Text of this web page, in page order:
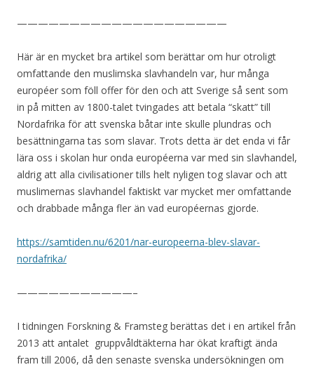
————————————————————
Här är en mycket bra artikel som berättar om hur otroligt
omfattande den muslimska slavhandeln var, hur många
européer som föll offer för den och att Sverige så sent som
in på mitten av 1800-talet tvingades att betala “skatt” till
Nordafrika för att svenska båtar inte skulle plundras och
besättningarna tas som slavar. Trots detta är det enda vi får
lära oss i skolan hur onda européerna var med sin slavhandel,
aldrig att alla civilisationer tills helt nyligen tog slavar och att
muslimernas slavhandel faktiskt var mycket mer omfattande
och drabbade många fler än vad européernas gjorde.
https://samtiden.nu/6201/nar-europeerna-blev-slavar-
nordafrika/
———————————–
I tidningen Forskning & Framsteg berättas det i en artikel från
2013 att antalet gruppvåldtäkterna har ökat kraftigt ända
fram till 2006, då den senaste svenska undersökningen om